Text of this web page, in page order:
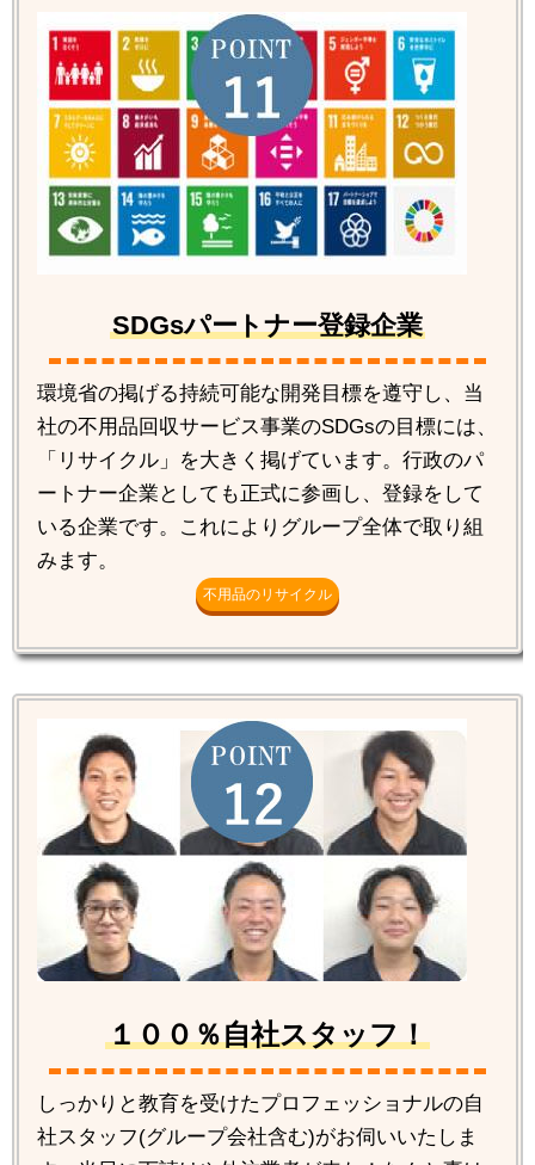
SDGsパートナー登録企業
環境省の掲げる持続可能な開発目標を遵守し、当
社の不用品回収サービス事業のSDGsの目標には、
「リサイクル」を大きく掲げています。行政のパ
ートナー企業としても正式に参画し、登録をして
いる企業です。これによりグループ全体で取り組
みます。
不用品のリサイクル
１００％自社スタッフ！
しっかりと教育を受けたプロフェッショナルの自
社スタッフ(グループ会社含む)がお伺いいたしま